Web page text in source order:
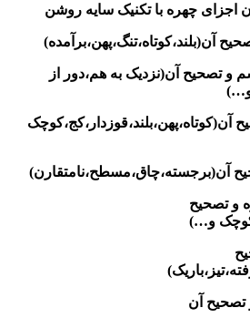
اجزای چهره با تکنیک سایه روشن
آن(بلند،کوتاه،تنگ،پهن،برآمده)
و تصحیح آن(نزدیک به هم،دور از
و…)
آن(کوتاه،پهن،بلند،قوزدار،کج،کوچک
آن(برجسته،چاق،مسطح،نامتقارن)
و تصحیح
و…)
تصحیح آن